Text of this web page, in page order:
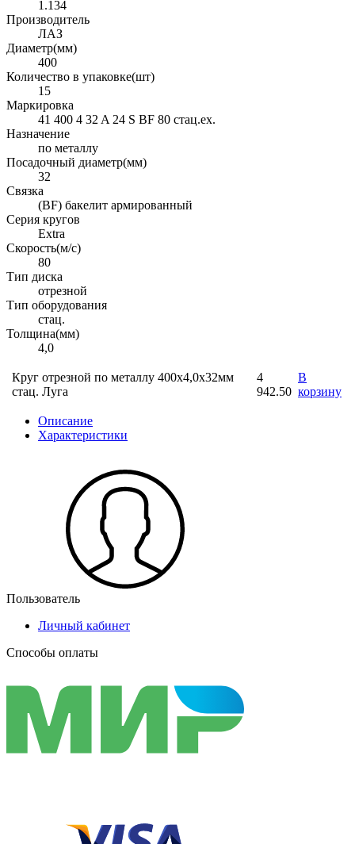
1.134
Производитель
ЛАЗ
Диаметр(мм)
400
Количество в упаковке(шт)
15
Маркировка
41 400 4 32 A 24 S BF 80 стац.ex.
Назначение
по металлу
Посадочный диаметр(мм)
32
Связка
(BF) бакелит армированный
Серия кругов
Extra
Скорость(м/с)
80
Тип диска
отрезной
Тип оборудования
стац.
Толщина(мм)
4,0
Круг отрезной по металлу 400х4,0х32мм
стац. Луга
4
942.50
В
корзину
Описание
Характеристики
Пользователь
Личный кабинет
Способы оплаты